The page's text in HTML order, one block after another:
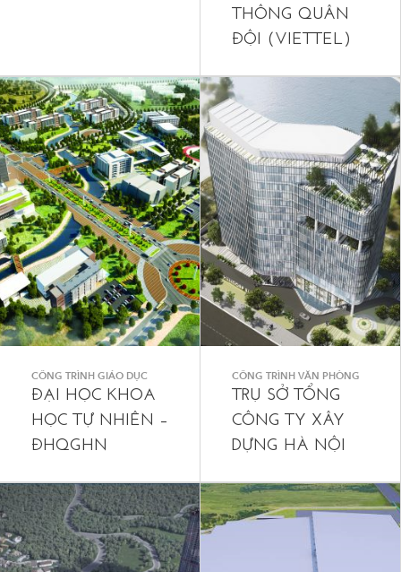
THÔNG QUÂN
ĐỘI (VIETTEL)
CÔNG TRÌNH GIÁO DỤC
ĐẠI HỌC KHOA
HỌC TỰ NHIÊN –
ĐHQGHN
CÔNG TRÌNH VĂN PHÒNG
TRỤ SỞ TỔNG
CÔNG TY XÂY
DỰNG HÀ NỘI